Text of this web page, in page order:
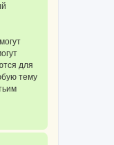
для
тему